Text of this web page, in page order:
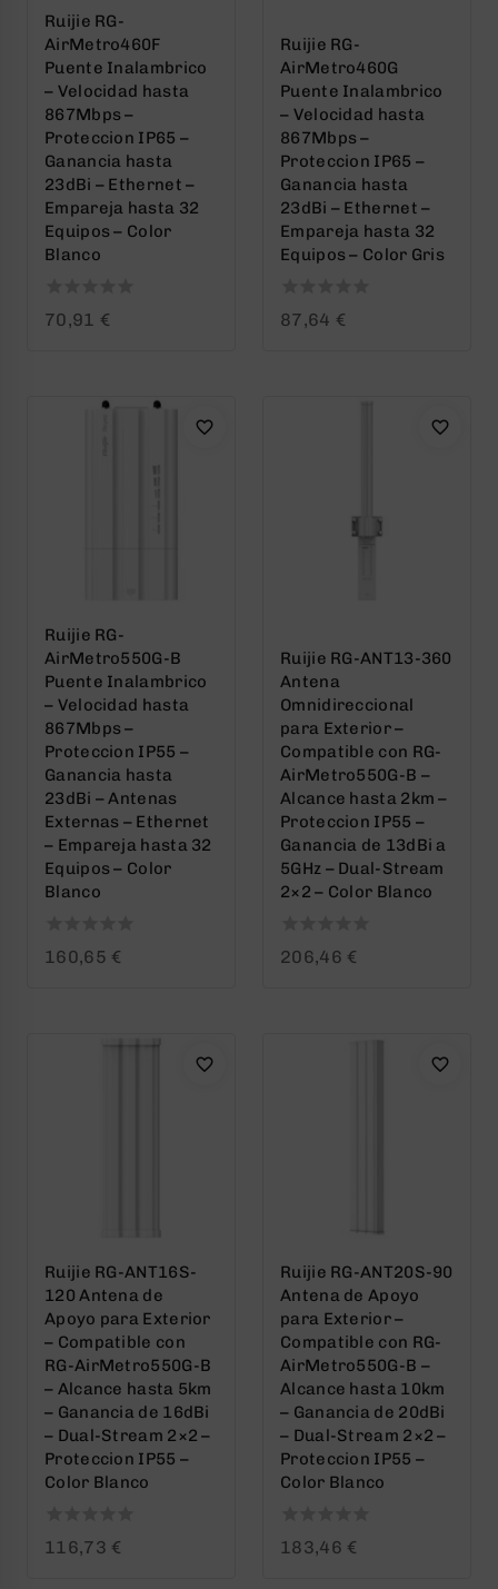
Ruijie RG-
AirMetro460F
Puente Inalambrico
– Velocidad hasta
867Mbps –
Proteccion IP65 –
Ganancia hasta
23dBi – Ethernet –
Empareja hasta 32
Equipos – Color
Blanco
0
70,91 €
Ruijie RG-
AirMetro460G
Puente Inalambrico
– Velocidad hasta
867Mbps –
Proteccion IP65 –
Ganancia hasta
23dBi – Ethernet –
Empareja hasta 32
Equipos – Color Gris
0
87,64 €
Ruijie RG-
AirMetro550G-B
Puente Inalambrico
– Velocidad hasta
867Mbps –
Proteccion IP55 –
Ganancia hasta
23dBi – Antenas
Externas – Ethernet
– Empareja hasta 32
Equipos – Color
Blanco
0160,65 €
Ruijie RG-ANT13-360
Antena
Omnidireccional
para Exterior –
Compatible con RG-
AirMetro550G-B –
Alcance hasta 2km –
Proteccion IP55 –
Ganancia de 13dBi a
5GHz – Dual-Stream
2×2 – Color Blanco
0
206,46 €
Ruijie RG-ANT16S-
120 Antena de
Apoyo para Exterior
– Compatible con
RG-AirMetro550G-B
– Alcance hasta 5km
– Ganancia de 16dBi
– Dual-Stream 2×2 –
Proteccion IP55 –
Color Blanco
0116,73 €
Ruijie RG-ANT20S-90
Antena de Apoyo
para Exterior –
Compatible con RG-
AirMetro550G-B –
Alcance hasta 10km
– Ganancia de 20dBi
– Dual-Stream 2×2 –
Proteccion IP55 –
Color Blanco
0183,46 €